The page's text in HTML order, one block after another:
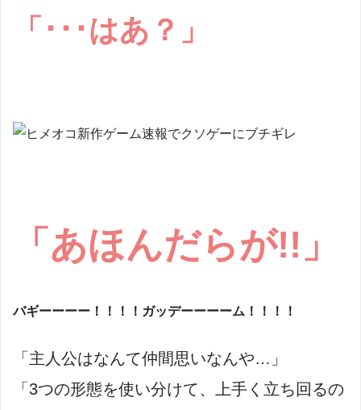
「･･･はあ？」
「あほんだらが!!」
バギーーーー！！！！ガッデーーーーム！！！！
「主人公はなんて仲間思いなんや…」
「3つの形態を使い分けて、上手く立ち回るの